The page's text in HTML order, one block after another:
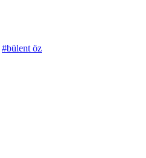
#bülent öz